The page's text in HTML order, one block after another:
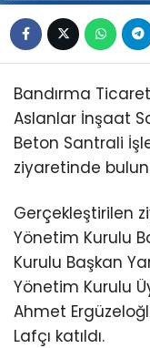
Bandırma
Aslanlar İnşaat
Beton Santrali
ziyaretinde
Gerçekleştirilen
Yönetim Kurulu
Kurulu Başkan
Yönetim Kurulu
Ahmet
Lafçı katıldı.